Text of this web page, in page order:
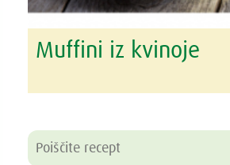
Muffini iz kvinoje